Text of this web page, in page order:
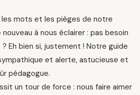
les mots et les pièges de notre
à nous éclairer : pas besoin
Eh bien si, justement ! Notre guide
et alerte, astucieuse et
pédagogue.
un tour de force : nous faire aimer